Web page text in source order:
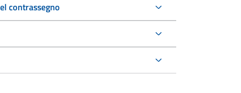
contrassegno